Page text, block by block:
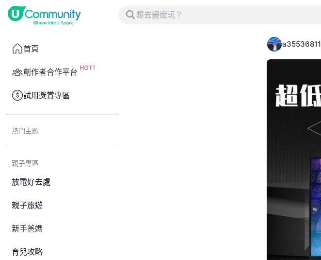
首頁
創作者合作平台
試用獎賞專區
熱門主題
親子專區
放電好去處
親子旅遊
新手爸媽
育兒攻略
a35536811